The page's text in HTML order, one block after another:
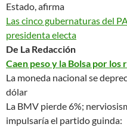
Estado, afirma
Las cinco gubernaturas del
presidenta electa
De La Redacción
Caen peso y la Bolsa por
La moneda nacional se
dólar
La BMV pierde 6%;
impulsaría el partido guinda: